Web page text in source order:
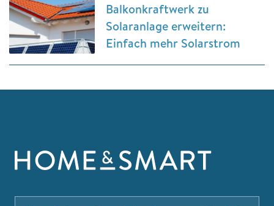
Balkonkraftwerk zu
Solaranlage erweitern:
Einfach mehr Solarstrom